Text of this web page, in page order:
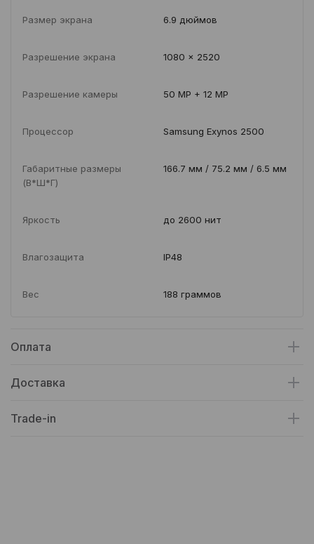
Размер экрана 6.9 дюймов
Разрешение экрана 1080 x 2520
Разрешение камеры 50 MP + 12 MP
Процессор Samsung Exynos 2500
Габаритные размеры
(В*Ш*Г)
166.7 мм / 75.2 мм / 6.5 мм
Яркость до 2600 нит
Влагозащита IP48
Вес 188 граммов
Оплата
Доставка
Trade-in